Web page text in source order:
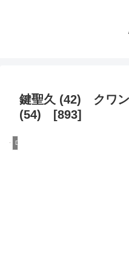
鍵聖久 (42) クワン
(54) [893]
DQN